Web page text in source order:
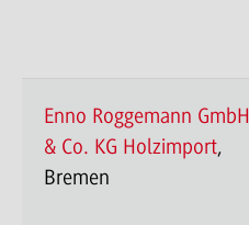
Enno Roggemann GmbH
& Co. KG Holzimport,
Bremen